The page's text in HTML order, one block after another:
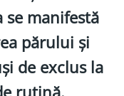
se manifestă
părului și
de exclus la